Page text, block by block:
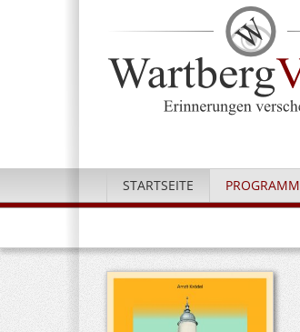
STARTSEITE PROGRAMM